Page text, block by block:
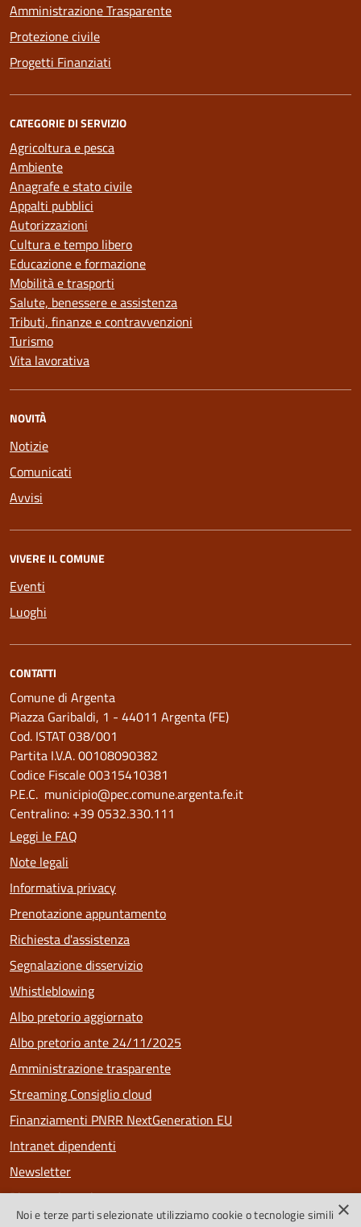
Amministrazione Trasparente
Protezione civile
Progetti Finanziati
CATEGORIE DI SERVIZIO
Agricoltura e pesca
Ambiente
Anagrafe e stato civile
Appalti pubblici
Autorizzazioni
Cultura e tempo libero
Educazione e formazione
Mobilità e trasporti
Salute, benessere e assistenza
Tributi, finanze e contravvenzioni
Turismo
Vita lavorativa
NOVITÀ
Notizie
Comunicati
Avvisi
VIVERE IL COMUNE
Eventi
Luoghi
CONTATTI
Comune di Argenta
Piazza Garibaldi, 1 - 44011 Argenta (FE)
Cod. ISTAT 038/001
Partita I.V.A. 00108090382
Codice Fiscale 00315410381
P.E.C. municipio@pec.comune.argenta.fe.it
Centralino: +39 0532.330.111
Leggi le FAQ
Note legali
Informativa privacy
Prenotazione appuntamento
Richiesta d'assistenza
Segnalazione disservizio
Whistleblowing
Albo pretorio aggiornato
Albo pretorio ante 24/11/2025
Amministrazione trasparente
Streaming Consiglio cloud
Finanziamenti PNRR NextGeneration EU
Intranet dipendenti
Newsletter
Riconoscimenti
PagoPa
×
Noi e terze parti selezionate utilizziamo cookie o tecnologie simili